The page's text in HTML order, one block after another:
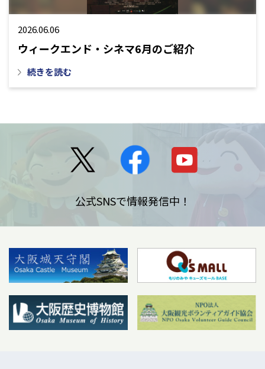
2026.06.06
ウィークエンド・シネマ6月のご紹介
続きを読む
公式SNSで情報発信中！